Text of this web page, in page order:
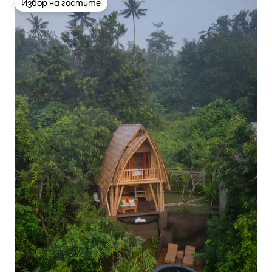
Избор на гостите
Избор на гостите